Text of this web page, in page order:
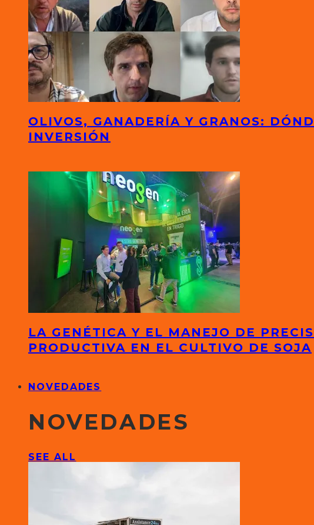
OLIVOS, GANADERÍA Y GRANOS:
INVERSIÓN
LA GENÉTICA Y EL MANEJO DE
PRODUCTIVA EN EL CULTIVO DE SOJA
NOVEDADES
NOVEDADES
SEE ALL